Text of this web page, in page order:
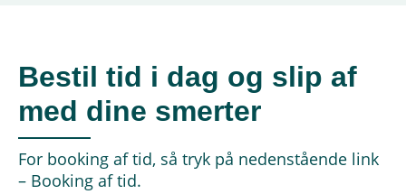
Bestil tid i dag og slip af
med dine smerter
For booking af tid, så tryk på nedenstående link
– Booking af tid.